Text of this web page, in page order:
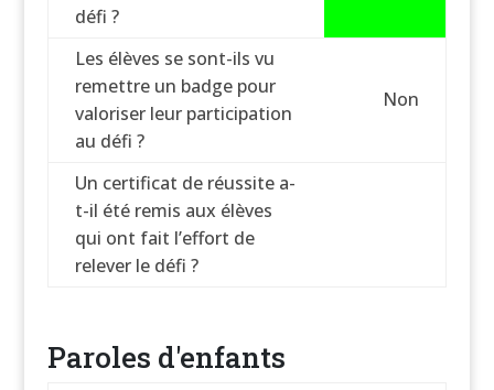
défi ?
Les élèves se sont-ils vu
remettre un badge pour
valoriser leur participation
au défi ?
Non
Un certificat de réussite a-
t-il été remis aux élèves
qui ont fait l’effort de
relever le défi ?
Paroles d'enfants